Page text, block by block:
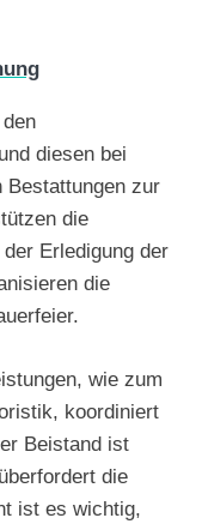
diesen bei
Bestattungen zur
die
Erledigung der
die
wie zum
koordiniert
Beistand ist
die
ist es wichtig,